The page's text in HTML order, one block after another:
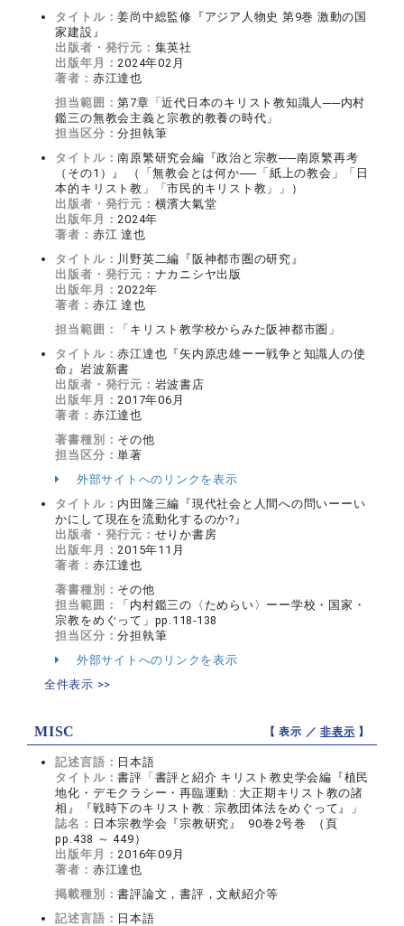
タイトル：姜尚中総監修『アジア人物史 第9巻 激動の国
家建設』
出版者・発行元： 集英社
出版年月：2024年02月
著者： 赤江達也
担当範囲：第7章「近代日本のキリスト教知識人──内村
鑑三の無教会主義と宗教的教養の時代」
担当区分：分担執筆
タイトル：南原繁研究会編『政治と宗教──南原繁再考
（その1）』 （「無教会とは何か──「紙上の教会」「日
本的キリスト教」「市民的キリスト教」」）
出版者・発行元： 横濱大氣堂
出版年月：2024年
著者： 赤江 達也
タイトル： 川野英二編『阪神都市圏の研究』
出版者・発行元： ナカニシヤ出版
出版年月：2022年
著者： 赤江 達也
担当範囲：
「キリスト教学校からみた阪神都市圏」
タイトル：赤江達也『矢内原忠雄ーー戦争と知識人の使
命』岩波新書
出版者・発行元： 岩波書店
出版年月：2017年06月
著者： 赤江達也
著書種別： その他
担当区分：単著
外部サイトへのリンクを表示
タイトル： 内田隆三編『現代社会と人間への問いーーい
かにして現在を流動化するのか?』
出版者・発行元： せりか書房
出版年月：2015年11月
著者： 赤江達也
著書種別： その他
担当範囲：
「内村鑑三の〈ためらい〉ーー学校・国家・
宗教をめぐって」pp.118-138
担当区分：分担執筆
外部サイトへのリンクを表示
全件表示 >>
MISC 【 表示 ／非表示 】
記述言語： 日本語
タイトル：書評「書評と紹介 キリスト教史学会編『植民
地化・デモクラシー・再臨運動 : 大正期キリスト教の諸
相』『戦時下のキリスト教 : 宗教団体法をめぐって』」
誌名： 日本宗教学会『宗教研究』 90巻2号巻 （頁
pp.438 ～ 449）
出版年月：2016年09月
著者： 赤江達也
掲載種別：書評論文，書評，文献紹介等
記述言語： 日本語